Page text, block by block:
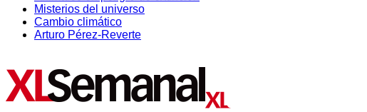
Misterios del universo
Cambio climático
Arturo Pérez-Reverte